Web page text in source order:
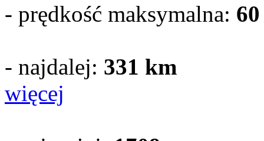
- prędkość maksymalna:
- najdalej: 331 km
więcej